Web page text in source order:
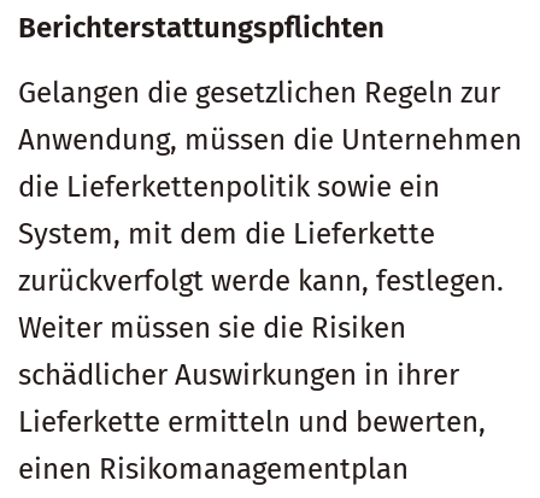
Berichterstattungspflichten
Gelangen die gesetzlichen Regeln zur
Anwendung, müssen die Unternehmen
die Lieferkettenpolitik sowie ein
System, mit dem die Lieferkette
zurückverfolgt werde kann, festlegen.
Weiter müssen sie die Risiken
schädlicher Auswirkungen in ihrer
Lieferkette ermitteln und bewerten,
einen Risikomanagementplan